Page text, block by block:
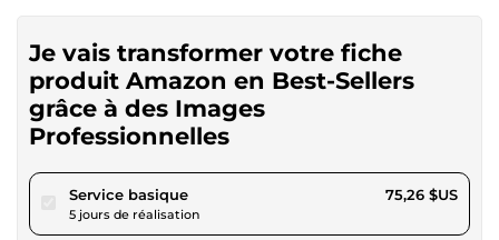
Je vais transformer votre fiche
produit Amazon en Best-Sellers
grâce à des Images
Professionnelles
Service basiquepour 69,36 $US
5 jours de réalisation
75,26 $US